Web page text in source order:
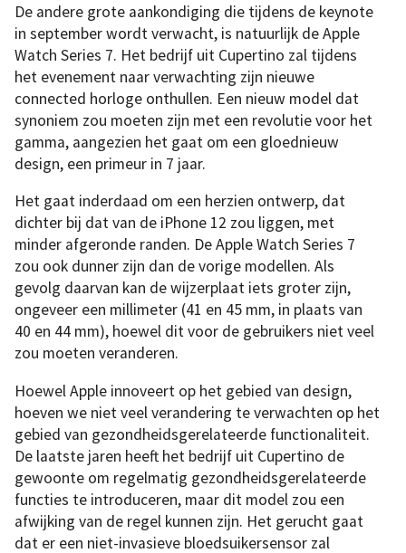
De andere grote aankondiging die tijdens de keynote
in september wordt verwacht, is natuurlijk de Apple
Watch Series 7. Het bedrijf uit Cupertino zal tijdens
het evenement naar verwachting zijn nieuwe
connected horloge onthullen. Een nieuw model dat
synoniem zou moeten zijn met een revolutie voor het
gamma, aangezien het gaat om een gloednieuw
design, een primeur in 7 jaar.
Het gaat inderdaad om een herzien ontwerp, dat
dichter bij dat van de iPhone 12 zou liggen, met
minder afgeronde randen. De Apple Watch Series 7
zou ook dunner zijn dan de vorige modellen. Als
gevolg daarvan kan de wijzerplaat iets groter zijn,
ongeveer een millimeter (41 en 45 mm, in plaats van
40 en 44 mm), hoewel dit voor de gebruikers niet veel
zou moeten veranderen.
Hoewel Apple innoveert op het gebied van design,
hoeven we niet veel verandering te verwachten op het
gebied van gezondheidsgerelateerde functionaliteit.
De laatste jaren heeft het bedrijf uit Cupertino de
gewoonte om regelmatig gezondheidsgerelateerde
functies te introduceren, maar dit model zou een
afwijking van de regel kunnen zijn. Het gerucht gaat
dat er een niet-invasieve bloedsuikersensor zal